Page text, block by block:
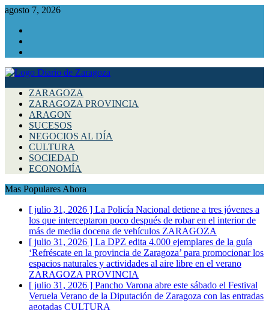
agosto 7, 2026
ZARAGOZA
ZARAGOZA PROVINCIA
ARAGON
SUCESOS
NEGOCIOS AL DÍA
CULTURA
SOCIEDAD
ECONOMÍA
Mas Populares Ahora
[ julio 31, 2026 ] La Policía Nacional detiene a tres jóvenes a
los que interceptaron poco después de robar en el interior de
más de media docena de vehículos ZARAGOZA
[ julio 31, 2026 ] La DPZ edita 4.000 ejemplares de la guía
‘Refréscate en la provincia de Zaragoza’ para promocionar los
espacios naturales y actividades al aire libre en el verano
ZARAGOZA PROVINCIA
[ julio 31, 2026 ] Pancho Varona abre este sábado el Festival
Veruela Verano de la Diputación de Zaragoza con las entradas
agotadas CULTURA